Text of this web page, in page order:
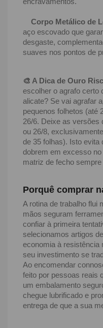
Corpo Metálico de
aço escovado que
desgaste,
suaves nos pontos de
🎨 A Dica de Ouro
escolher o agrafo certo
alicate? Se vai agrafar
pequenos folhetos (até
26/6. Deixe as versões
ou 26/8,
de 35 folhas). Isto evita
dobrem em excesso
matriz de fecho sempre
Porquê comprar
A rotina de trabalho flui
mãos seguram
confiar à primeira
selecionamos artigos
economia à resistência
seu investimento se
Ao encomendar
feito por pessoas reais
um embalamento
chegue lubrificado e
entrega de que a sua